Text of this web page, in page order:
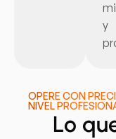
y
OPERE CON
NIVEL
Lo